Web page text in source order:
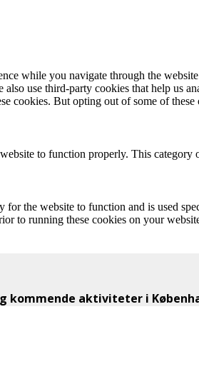
while you navigate through the
use third-party cookies that help us
cookies. But opting out of some of
to function properly. This
the website to function and is used
to running these cookies on your
kommende aktiviteter i